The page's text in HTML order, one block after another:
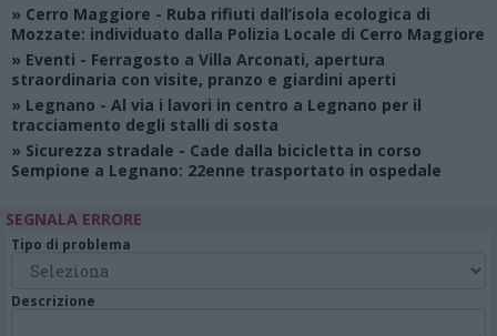
» Cerro Maggiore - Ruba rifiuti dall’isola ecologica di
Mozzate: individuato dalla Polizia Locale di Cerro Maggiore
» Eventi - Ferragosto a Villa Arconati, apertura
straordinaria con visite, pranzo e giardini aperti
» Legnano - Al via i lavori in centro a Legnano per il
tracciamento degli stalli di sosta
» Sicurezza stradale - Cade dalla bicicletta in corso
Sempione a Legnano: 22enne trasportato in ospedale
SEGNALA ERRORE
Tipo di problema
Descrizione